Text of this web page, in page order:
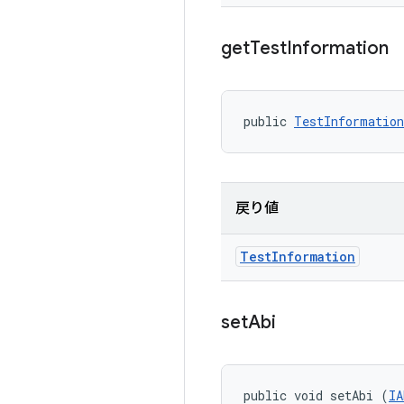
getTestInformation
public TestInformation
戻り値
TestInformation
setAbi
public void setAbi (